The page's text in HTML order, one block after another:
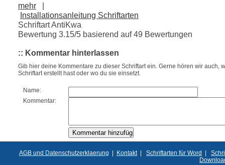
mehr
|
Installationsanleitung Schriftarten
Schriftart AntiKwa
Bewertung 3.15/5 basierend auf49 Bewertungen
:: Kommentar hinterlassen
Gib hier deine Kommentare zu dieser Schriftart ein. Gerne hören wir auch,
Schriftart erstellt hast oder wo du sie einsetzt.
Name:
Kommentar:
AGB und Datenschutzerklaerung | Kontakt| Schriftarten für Word |